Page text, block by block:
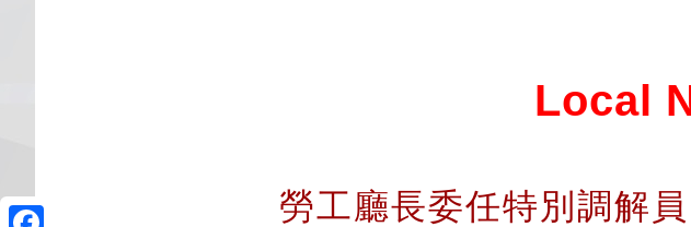
Local
勞工廳長委任特別調解